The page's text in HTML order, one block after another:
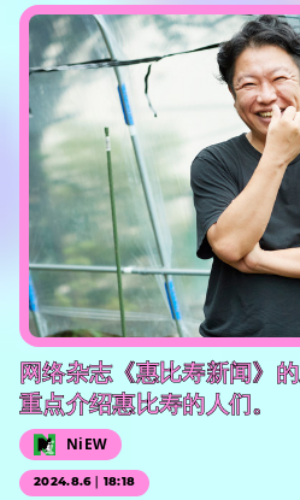
网络杂志《惠比寿新闻》
重点介绍惠比寿的人们。
NiEW
2024.8.6｜18:18